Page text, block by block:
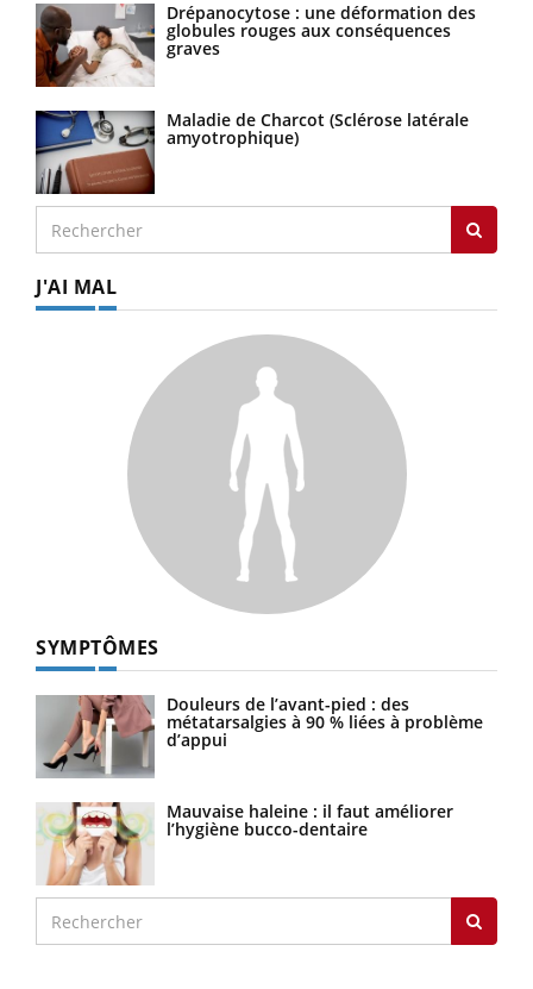
Drépanocytose : une déformation des
globules rouges aux conséquences
graves
Maladie de Charcot (Sclérose latérale
amyotrophique)
J'AI MAL
SYMPTÔMES
Douleurs de l’avant-pied : des
métatarsalgies à 90 % liées à problème
d’appui
Mauvaise haleine : il faut améliorer
l’hygiène bucco-dentaire